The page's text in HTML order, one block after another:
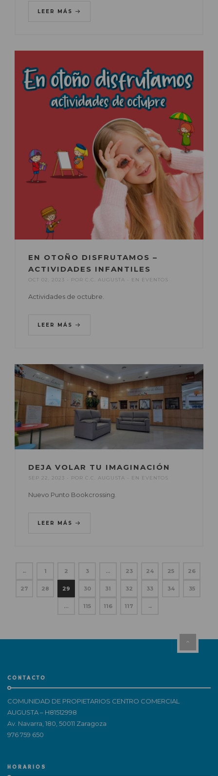
LEER MÁS
EN OTOÑO DISFRUTAMOS –
ACTIVIDADES INFANTILES
OCT 02, 2023 POR C.C. AUGUSTA EN EVENTOS
Actividades de octubre.
LEER MÁS
DEJA VOLAR TU IMAGINACIÓN
SEP 22, 2023 POR C.C. AUGUSTA EN EVENTOS
Nuevo Punto Bookcrossing.
LEER MÁS
← 1 2 3 … 23 24 25 26
27 28 29 30 31 32 33 34 35
… 115 116 117 →
CONTACTO
COMUNIDAD DE PROPIETARIOS CENTRO COMERCIAL
AUGUSTA – H81512998
Av. Navarra, 180, 50011 Zaragoza
976 759 650
HORARIOS